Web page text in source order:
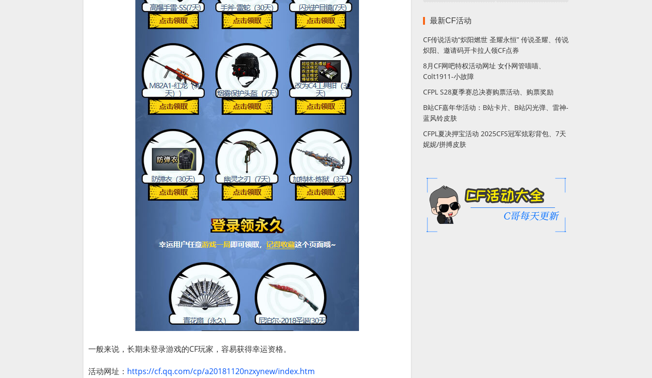
一般来说，长期未登录游戏的CF玩家，容易获得幸运资格。
活动网址： https://cf.qq.com/cp/a20181120nzxynew/index.htm
最新CF活动
CF传说活动“炽阳燃世 圣耀永恒” 传说圣耀、传说
炽阳、邀请码开卡拉人领CF点券
8月CF网吧特权活动网址 女仆网管喵喵、
Colt1911-小故障
CFPL S28夏季赛总决赛购票活动、购票奖励
B站CF嘉年华活动：B站卡片、B站闪光弹、雷神-
蓝风铃皮肤
CFPL夏决押宝活动 2025CFS冠军炫彩背包、7天
妮妮/拼搏皮肤